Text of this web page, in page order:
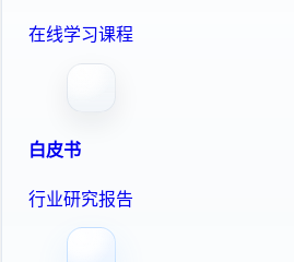
在线学习课程
白皮书
行业研究报告